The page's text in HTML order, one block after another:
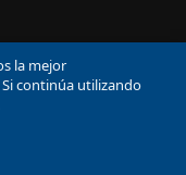
la mejor
continúa utilizando